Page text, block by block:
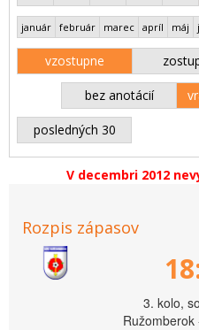
január február marec apríl máj
vzostupne
bez anotácií
posledných 30
V decembri 2012
Rozpis zápasov
3. kolo,